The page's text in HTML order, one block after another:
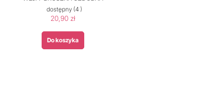
dostępny(4 )
20,90 zł
Do koszyka